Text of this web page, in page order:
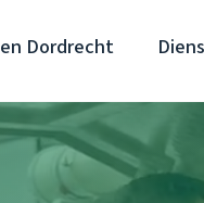
Dordrecht